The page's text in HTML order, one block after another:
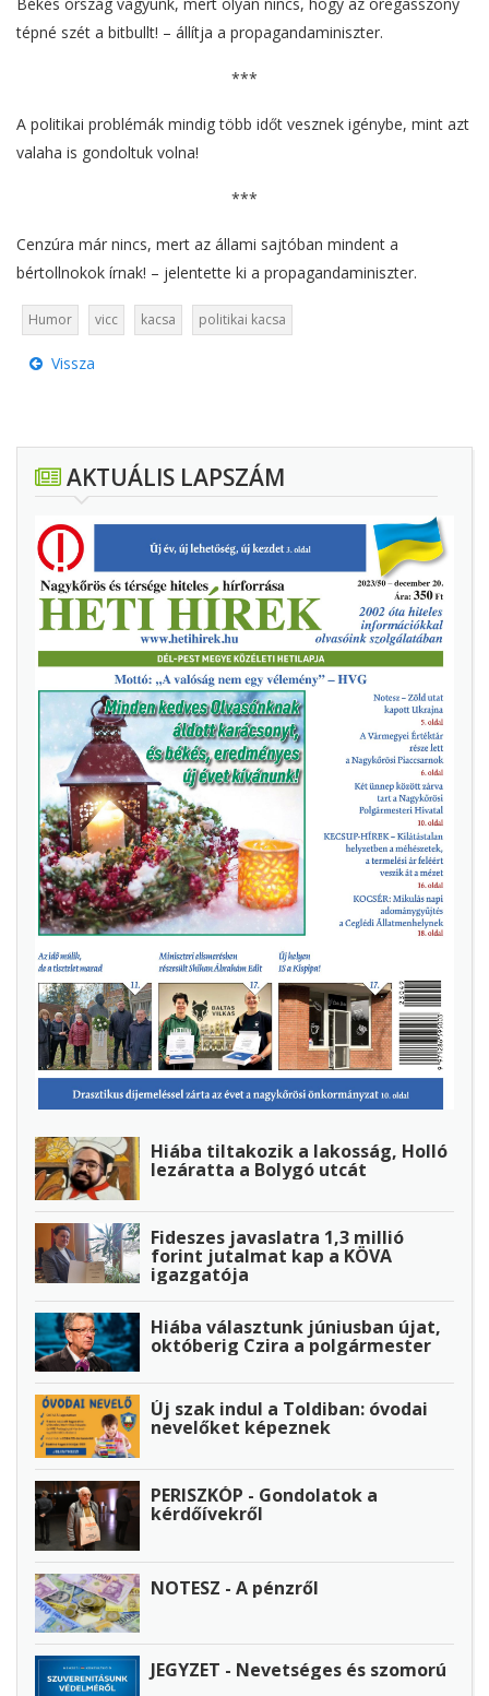
Békés ország vagyunk, mert olyan nincs, hogy az öregasszony
tépné szét a bitbullt! – állítja a propagandaminiszter.
***
A politikai problémák mindig több időt vesznek igénybe, mint azt
valaha is gondoltuk volna!
***
Cenzúra már nincs, mert az állami sajtóban mindent a
bértollnokok írnak! – jelentette ki a propagandaminiszter.
Humor vicc kacsa politikai kacsa
Vissza
AKTUÁLIS LAPSZÁM
Hiába tiltakozik a lakosság, Holló
lezáratta a Bolygó utcát
Fideszes javaslatra 1,3 millió
forint jutalmat kap a KÖVA
igazgatója
Hiába választunk júniusban újat,
októberig Czira a polgármester
Új szak indul a Toldiban: óvodai
nevelőket képeznek
PERISZKÓP - Gondolatok a
kérdőívekről
NOTESZ - A pénzről
JEGYZET - Nevetséges és szomorú